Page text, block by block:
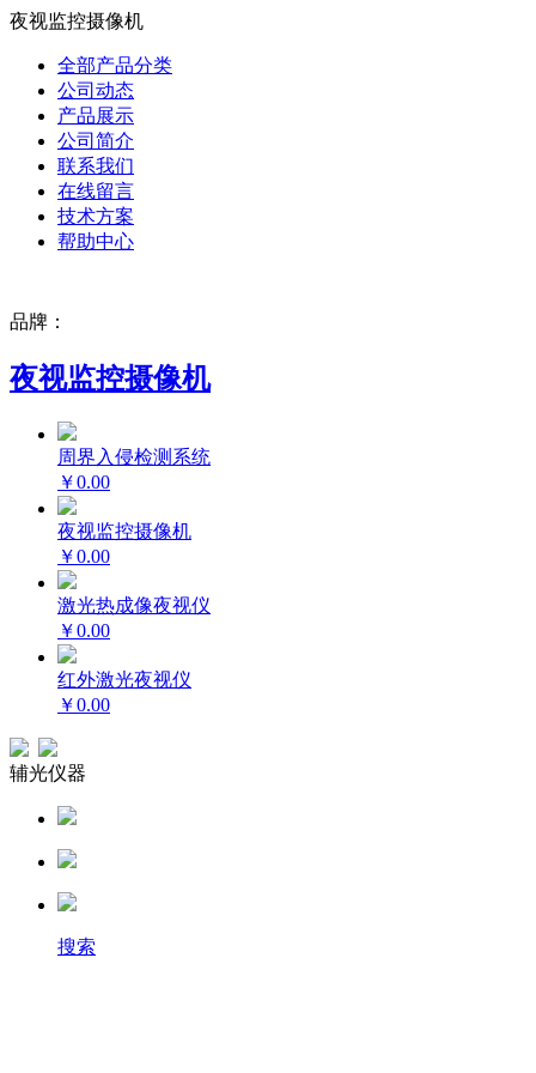
夜视监控摄像机
全部产品分类
公司动态
产品展示
公司简介
联系我们
在线留言
技术方案
帮助中心
品牌：
夜视监控摄像机
周界入侵检测系统
￥0.00
夜视监控摄像机
￥0.00
激光热成像夜视仪
￥0.00
红外激光夜视仪
￥0.00
辅光仪器
搜索